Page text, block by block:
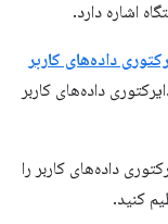
اشاره دارد.
داده‌های کاربر
داده‌های کاربر
داده‌های کاربر را
کنید.